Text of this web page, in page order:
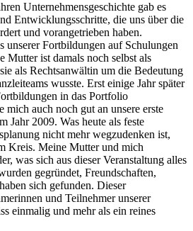
Unternehmensgeschichte gab es
Entwicklungsschritte, die uns über die
und vorangetrieben haben.
unserer Fortbildungen auf Schulungen
Mutter ist damals noch selbst als
als Rechtsanwältin um die Bedeutung
wusste. Erst einige Jahr später
in das Portfolio
mich auch noch gut an unsere erste
Jahr 2009. Was heute als feste
nicht mehr wegzudenken ist,
Kreis. Meine Mutter und mich
was sich aus dieser Veranstaltung alles
gegründet, Freundschaften,
sich gefunden. Dieser
und Teilnehmer unserer
einmalig und mehr als ein reines